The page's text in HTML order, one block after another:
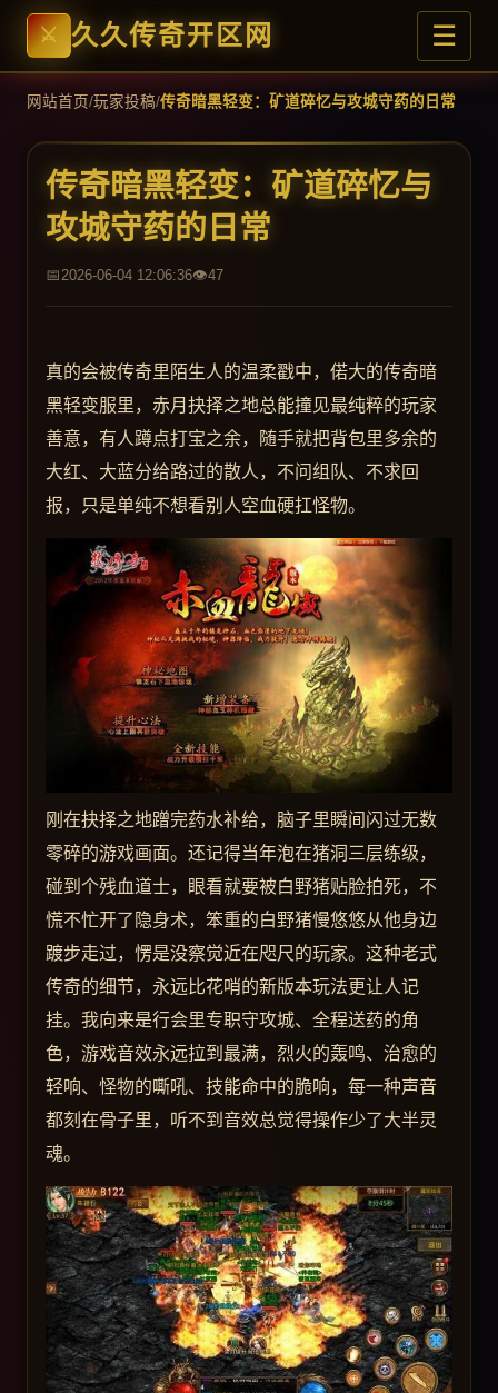
久久传奇开区网 ☰
网站首页/玩家投稿/传奇暗黑轻变：矿道碎忆与攻城守药的日常
传奇暗黑轻变：矿道碎忆与
攻城守药的日常
2026-06-04 12:06:36 47
真的会被传奇里陌生人的温柔戳中，偌大的传奇暗
黑轻变服里，赤月抉择之地总能撞见最纯粹的玩家
善意，有人蹲点打宝之余，随手就把背包里多余的
大红、大蓝分给路过的散人，不问组队、不求回
报，只是单纯不想看别人空血硬扛怪物。
刚在抉择之地蹭完药水补给，脑子里瞬间闪过无数
零碎的游戏画面。还记得当年泡在猪洞三层练级，
碰到个残血道士，眼看就要被白野猪贴脸拍死，不
慌不忙开了隐身术，笨重的白野猪慢悠悠从他身边
踱步走过，愣是没察觉近在咫尺的玩家。这种老式
传奇的细节，永远比花哨的新版本玩法更让人记
挂。我向来是行会里专职守攻城、全程送药的角
色，游戏音效永远拉到最满，烈火的轰鸣、治愈的
轻响、怪物的嘶吼、技能命中的脆响，每一种声音
都刻在骨子里，听不到音效总觉得操作少了大半灵
魂。